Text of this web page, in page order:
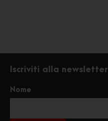
Iscriviti alla newsletter
Nome